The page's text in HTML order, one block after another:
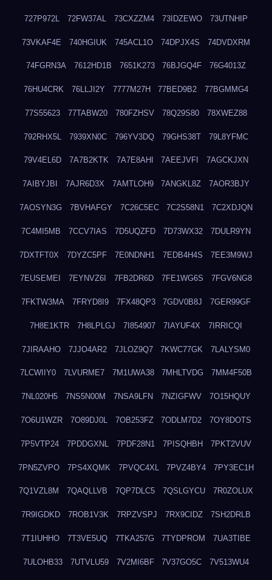
727P972L 72FW37AL 73CXZZM4 73IDZEWO 73UTNHIP
73VKAF4E 740HGIUK 745ACL1O 74DPJX4S 74DVDXRM
74FGRN3A 7612HD1B 7651K273 76BJGQ4F 76G4013Z
76HU4CRK 76LLJI2Y 7777M27H 77BED9B2 77BGMMG4
77S55623 77TABW20 780FZHSV 78Q29S80 78XWEZ88
792RHX5L 7939XN0C 796YV3DQ 79GHS38T 79L8YFMC
79V4EL6D 7A7B2KTK 7A7E8AHI 7AEEJVFI 7AGCKJXN
7AIBYJBI 7AJR6D3X 7AMTLOH9 7ANGKL8Z 7AOR3BJY
7AOSYN3G 7BVHAFGY 7C26C5EC 7C2S58N1 7C2XDJQN
7C4MI5MB 7CCV7IAS 7D5UQZFD 7D73WX32 7DULR9YN
7DXTFT0X 7DYZC5PF 7E0NDNH1 7EDB4H4S 7EE3M9WJ
7EUSEMEI 7EYNVZ6I 7FB2DR6D 7FE1WG6S 7FGV6NG8
7FKTW3MA 7FRYD8I9 7FX48QP3 7GDV0B8J 7GER99GF
7H8E1KTR 7H8LPLGJ 7I854907 7IAYUF4X 7IRRICQI
7JIRAAHO 7JJO4AR2 7JLOZ9Q7 7KWC77GK 7LALYSM0
7LCWIIY0 7LVURME7 7M1UWA38 7MHLTVDG 7MM4F50B
7NL020H5 7NS5N00M 7NSA9LFN 7NZIGFWV 7O15HQUY
7O6U1WZR 7O89DJ0L 7OB253FZ 7ODLM7D2 7OY8DOTS
7P5VTP24 7PDDGXNL 7PDF28N1 7PISQHBH 7PKT2VUV
7PN5ZVPO 7PS4XQMK 7PVQC4XL 7PVZ4BY4 7PY3EC1H
7Q1VZL8M 7QAQLLVB 7QP7DLC5 7QSLGYCU 7R0ZOLUX
7R9IGDKD 7ROB1V3K 7RPZVSPJ 7RX9CIDZ 7SH2DRLB
7T1IUHHO 7T3VE5UQ 7TKA257G 7TYDPROM 7UA3TIBE
7ULOHB33 7UTVLU59 7V2MI6BF 7V37GO5C 7V513WU4